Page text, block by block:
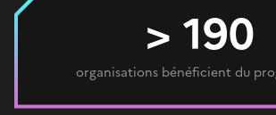
> 190
organisations bénéficient du